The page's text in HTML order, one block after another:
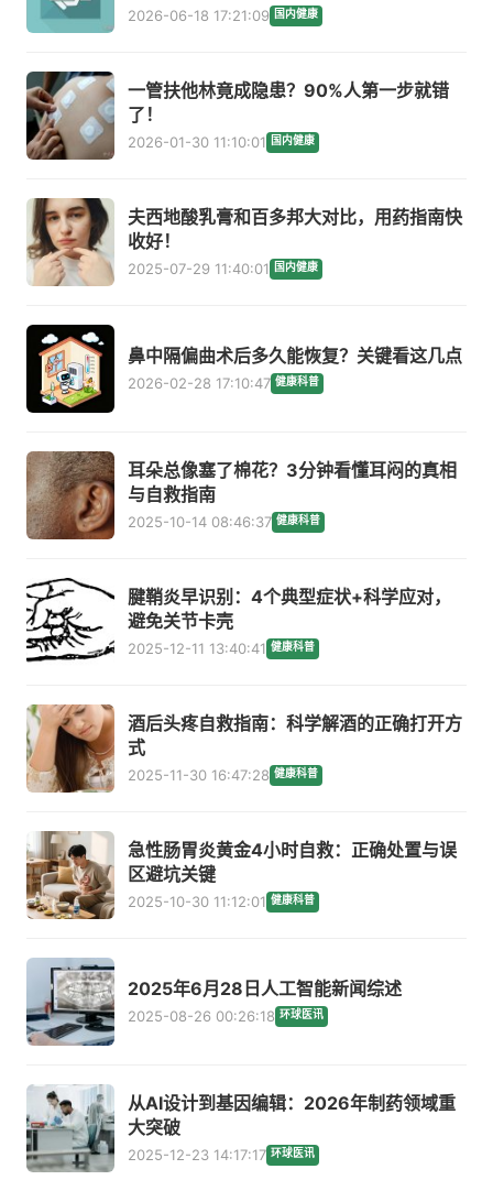
2026-06-18 17:21:09 国内健康
一管扶他林竟成隐患？90%人第一步就错
了！
2026-01-30 11:10:01 国内健康
夫西地酸乳膏和百多邦大对比，用药指南快
收好！
2025-07-29 11:40:01 国内健康
鼻中隔偏曲术后多久能恢复？关键看这几点
2026-02-28 17:10:47 健康科普
耳朵总像塞了棉花？3分钟看懂耳闷的真相
与自救指南
2025-10-14 08:46:37 健康科普
腱鞘炎早识别：4个典型症状+科学应对，
避免关节卡壳
2025-12-11 13:40:41 健康科普
酒后头疼自救指南：科学解酒的正确打开方
式
2025-11-30 16:47:28 健康科普
急性肠胃炎黄金4小时自救：正确处置与误
区避坑关键
2025-10-30 11:12:01 健康科普
2025年6月28日人工智能新闻综述
2025-08-26 00:26:18 环球医讯
从AI设计到基因编辑：2026年制药领域重
大突破
2025-12-23 14:17:17 环球医讯